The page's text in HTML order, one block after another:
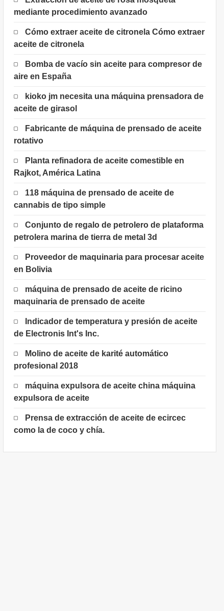
mediante procedimiento avanzado
Cómo extraer aceite de citronela Cómo extraer
aceite de citronela
Bomba de vacío sin aceite para compresor de
aire en España
kioko jm necesita una máquina prensadora de
aceite de girasol
Fabricante de máquina de prensado de aceite
rotativo
Planta refinadora de aceite comestible en
Rajkot, América Latina
118 máquina de prensado de aceite de
cannabis de tipo simple
Conjunto de regalo de petrolero de plataforma
petrolera marina de tierra de metal 3d
Proveedor de maquinaria para procesar aceite
en Bolivia
máquina de prensado de aceite de ricino
maquinaria de prensado de aceite
Indicador de temperatura y presión de aceite
de Electronis Int's Inc.
Molino de aceite de karité automático
profesional 2018
máquina expulsora de aceite china máquina
expulsora de aceite
Prensa de extracción de aceite de ecircec
como la de coco y chía.